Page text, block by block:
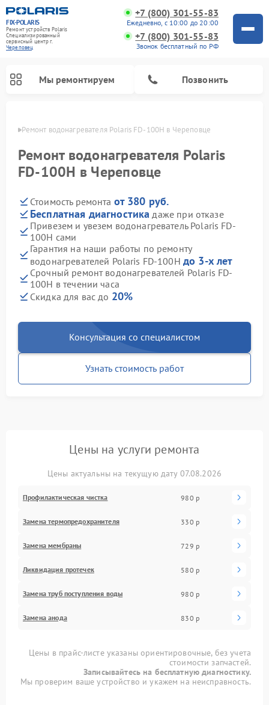
FIX-POLARIS
Ремонт устройств Polaris
Специализированный
cервисный центр г.
Череповец
+7 (800) 301-55-83
Ежедневно, с 10:00 до 20:00
+7 (800) 301-55-83
Звонок бесплатный по РФ
Мы ремонтируем Позвонить
Ремонт водонагревателя Polaris FD-100H в Череповце
Ремонт водонагревателя Polaris
FD-100H в Череповце
Стоимость ремонта от 380 руб.
Бесплатная диагностика даже при отказе
Привезем и увезем водонагреватель Polaris FD-
100H сами
Гарантия на наши работы по ремонту
водонагревателей Polaris FD-100H до 3-х лет
Срочный ремонт водонагревателей Polaris FD-
100H в течении часа
Скидка для вас до 20%
Консультация со специалистом
Узнать стоимость работ
Цены на услуги ремонта
Цены актуальны на текущую дату 07.08.2026
Профилактическая чистка 980 р
Замена термопредохранителя 330 р
Замена мембраны 729 р
Ликвидация протечек 580 р
Замена труб поступления воды 980 р
Замена анода 830 р
Цены в прайс-листе указаны ориентировочные, без учета
стоимости запчастей.
Записывайтесь на бесплатную диагностику.
Мы проверим ваше устройство и укажем на неисправность.